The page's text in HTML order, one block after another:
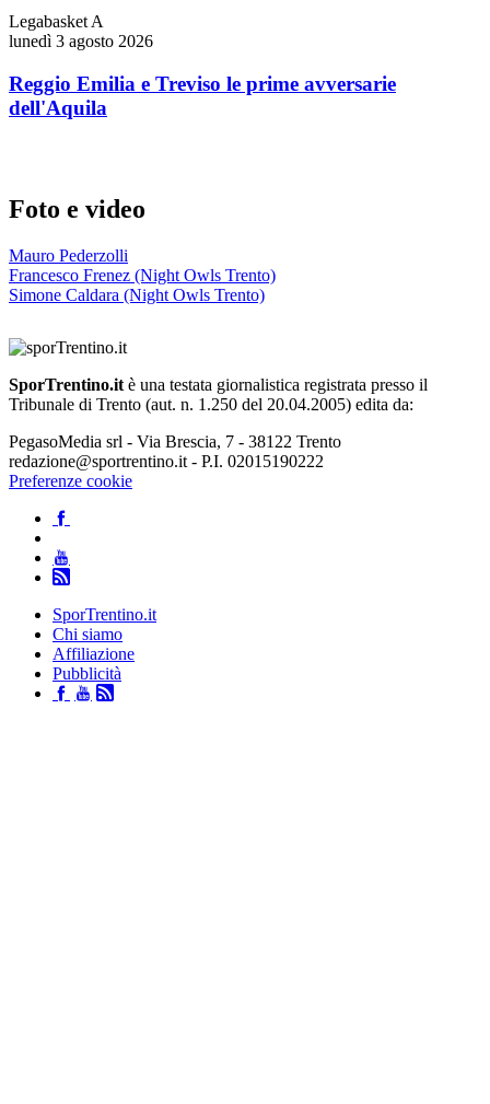
Legabasket A
lunedì 3 agosto 2026
Reggio Emilia e Treviso le prime avversarie
dell'Aquila
Foto e video
Mauro Pederzolli
Francesco Frenez (Night Owls Trento)
Simone Caldara (Night Owls Trento)
SporTrentino.it è una testata giornalistica registrata presso il
Tribunale di Trento (aut. n. 1.250 del 20.04.2005) edita da:
PegasoMedia srl - Via Brescia, 7 - 38122 Trento
redazione@sportrentino.it - P.I. 02015190222
Preferenze cookie
SporTrentino.it
Chi siamo
Affiliazione
Pubblicità